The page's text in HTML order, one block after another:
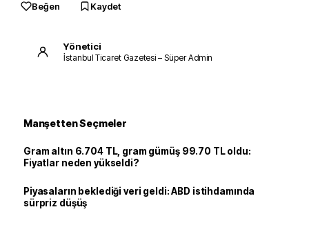
Beğen Kaydet
Yönetici
İstanbul Ticaret Gazetesi – Süper Admin
Manşetten Seçmeler
Gram altın 6.704 TL, gram gümüş 99.70 TL oldu:
Fiyatlar neden yükseldi?
Piyasaların beklediği veri geldi: ABD istihdamında
sürpriz düşüş